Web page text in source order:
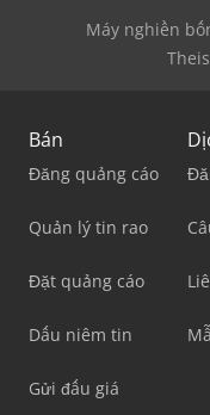
Máy nghiền
Bán
Đăng quảng cáo
Quản lý tin rao
Đặt quảng cáo
Dấu niêm tin
Gửi đấu giá